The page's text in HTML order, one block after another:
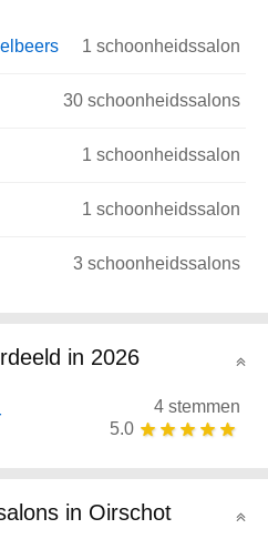
1 schoonheidssalon
30 schoonheidssalons
1 schoonheidssalon
1 schoonheidssalon
3 schoonheidssalons
in 2026
4 stemmen
5.0
in Oirschot